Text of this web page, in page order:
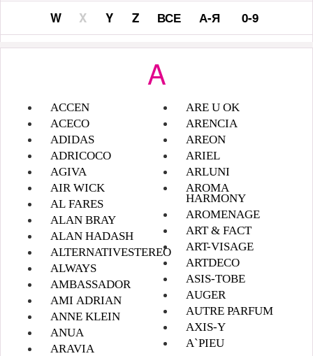
W X Y Z ВСЕ А-Я 0-9
A
ACCEN
ACECO
ADIDAS
ADRICOCO
AGIVA
AIR WICK
AL FARES
ALAN BRAY
ALAN HADASH
ALTERNATIVESTEREO
ALWAYS
AMBASSADOR
AMI ADRIAN
ANNE KLEIN
ANUA
ARAVIA
ARE U OK
ARENCIA
AREON
ARIEL
ARLUNI
AROMA
HARMONY
AROMENAGE
ART & FACT
ART-VISAGE
ARTDECO
ASIS-TOBE
AUGER
AUTRE PARFUM
AXIS-Y
A`PIEU